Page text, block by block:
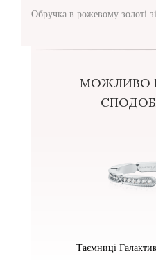
Обручка в рожевому золоті
МОЖЛИВО
Таємниці